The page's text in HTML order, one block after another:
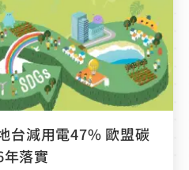
台減用電47% 歐盟碳
落實